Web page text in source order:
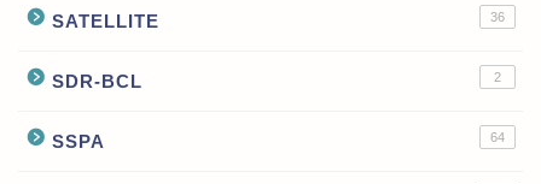
SATELLITE 36
SDR-BCL 2
SSPA 64